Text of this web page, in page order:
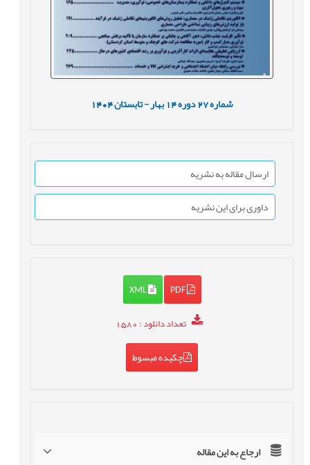
شماره27 دوره14 بهار - تابستان1404
ارسال مقاله به نشریه
داوری برای این نشریه
PDF
XML
تعداد دانلود: 1580
چکیده مبسوط
ارجاع به این مقاله